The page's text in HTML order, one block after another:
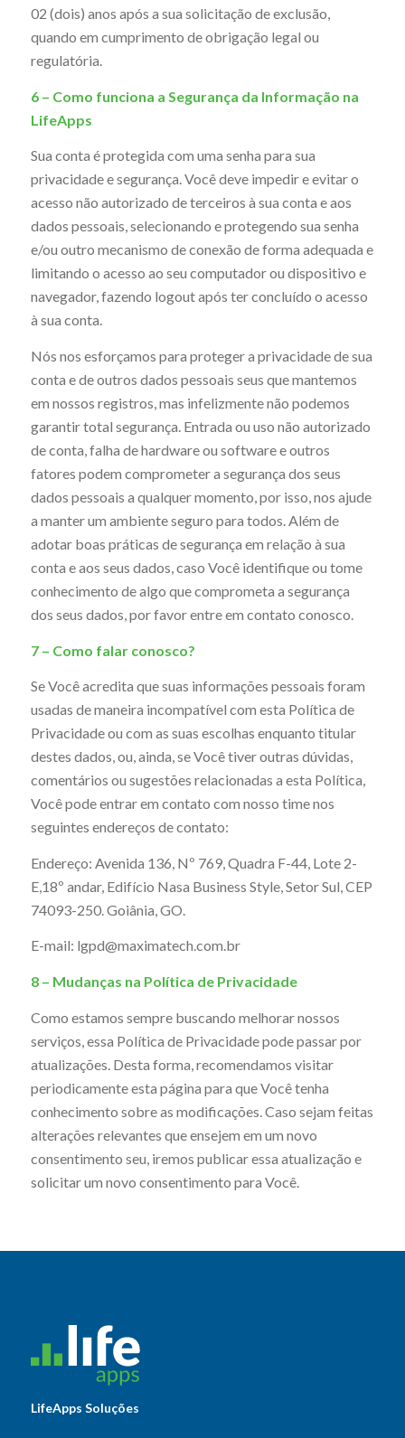
02 (dois) anos após a sua solicitação de exclusão,
quando em cumprimento de obrigação legal ou
regulatória.
6 – Como funciona a Segurança da Informação na
LifeApps
Sua conta é protegida com uma senha para sua
privacidade e segurança. Você deve impedir e evitar o
acesso não autorizado de terceiros à sua conta e aos
dados pessoais, selecionando e protegendo sua senha
e/ou outro mecanismo de conexão de forma adequada e
limitando o acesso ao seu computador ou dispositivo e
navegador, fazendo logoutapós ter concluído o acesso
à sua conta.
Nós nos esforçamos para proteger a privacidade de sua
conta e de outros dados pessoais seus que mantemos
em nossos registros, mas infelizmente não podemos
garantir total segurança. Entrada ou uso não autorizado
de conta, falha de hardware ou software e outros
fatores podem comprometer a segurança dos seus
dados pessoais a qualquer momento, por isso, nos ajude
a manter um ambiente seguro para todos. Além de
adotar boas práticas de segurança em relação à sua
conta e aos seus dados, caso Você identifique ou tome
conhecimento de algo que comprometa a segurança
dos seus dados, por favor entre em contato conosco.
7 – Como falar conosco?
Se Você acredita que suas informações pessoais foram
usadas de maneira incompatível com esta Política de
Privacidade ou com as suas escolhas enquanto titular
destes dados, ou, ainda, se Você tiver outras dúvidas,
comentários ou sugestões relacionadas a esta Política,
Você pode entrar em contato com nosso time nos
seguintes endereços de contato:
Endereço: Avenida 136, Nº 769, Quadra F-44, Lote 2-
E,18º andar, Edifício Nasa Business Style, Setor Sul, CEP
74093-250. Goiânia, GO.
E-mail: lgpd@maximatech.com.br
8 – Mudanças na Política de Privacidade
Como estamos sempre buscando melhorar nossos
serviços, essa Política de Privacidade pode passar por
atualizações. Desta forma, recomendamos visitar
periodicamente esta página para que Você tenha
conhecimento sobre as modificações. Caso sejam feitas
alterações relevantes que ensejem em um novo
consentimento seu, iremos publicar essa atualização e
solicitar um novo consentimento para Você.
LifeApps Soluções